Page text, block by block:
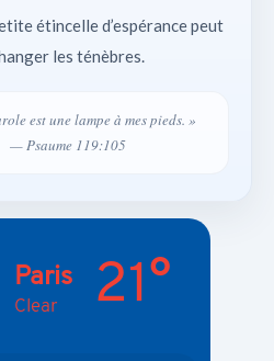
étincelle d’espérance peut
les ténèbres.
est une lampe à mes pieds. »
— Psaume 119:105
Paris
Clear 21°